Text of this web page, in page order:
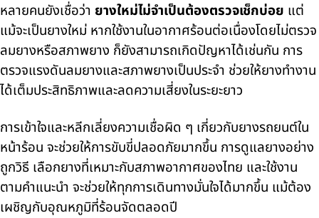
หลายคนยังเชื่อว่า ยางใหม่ไม่จำเป็นต้องตรวจเช็กบ่อย แต่
แม้จะเป็นยางใหม่ หากใช้งานในอากาศร้อนต่อเนื่องโดยไม่ตรวจ
ลมยางหรือสภาพยาง ก็ยังสามารถเกิดปัญหาได้เช่นกัน การ
ตรวจแรงดันลมยางและสภาพยางเป็นประจำ ช่วยให้ยางทำงาน
ได้เต็มประสิทธิภาพและลดความเสี่ยงในระยะยาว
การเข้าใจและหลีกเลี่ยงความเชื่อผิด ๆ เกี่ยวกับยางรถยนต์ใน
หน้าร้อน จะช่วยให้การขับขี่ปลอดภัยมากขึ้น การดูแลยางอย่าง
ถูกวิธี เลือกยางที่เหมาะกับสภาพอากาศของไทย และใช้งาน
ตามคำแนะนำ จะช่วยให้ทุกการเดินทางมั่นใจได้มากขึ้น แม้ต้อง
เผชิญกับอุณหภูมิที่ร้อนจัดตลอดปี